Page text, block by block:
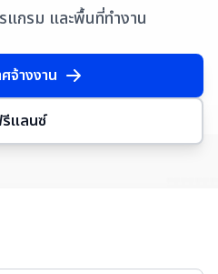
แกรม และพื้นที่ทำงาน
จ้างงาน
แลนซ์